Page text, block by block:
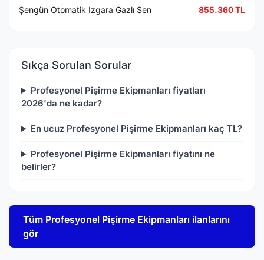
Şengün Otomatik Izgara Gazlı Sen 855.360 TL
Sıkça Sorulan Sorular
Profesyonel Pişirme Ekipmanları fiyatları
2026'da ne kadar?
En ucuz Profesyonel Pişirme Ekipmanları kaç TL?
Profesyonel Pişirme Ekipmanları fiyatını ne
belirler?
Tüm Profesyonel Pişirme Ekipmanları ilanlarını
gör